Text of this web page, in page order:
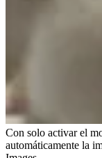
Con solo activar el
automáticamente la